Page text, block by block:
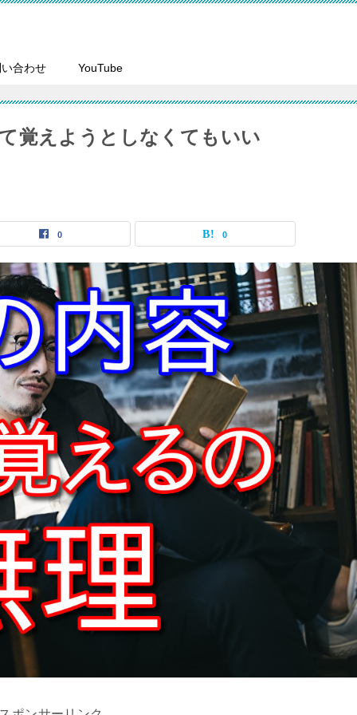
合わせ YouTube
覚えようとしなくてもいい
0 0